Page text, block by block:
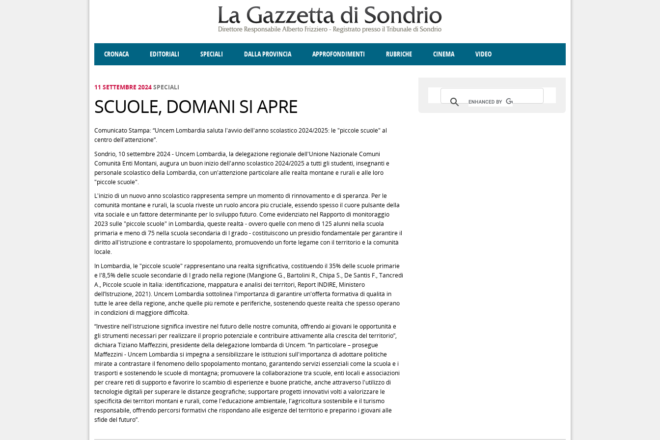
CRONACA EDITORIALI SPECIALI DALLA PROVINCIA APPROFONDIMENTI RUBRICHE CINEMA VIDEO
11 SETTEMBRE 2024SPECIALI
SCUOLE, DOMANI SI APRE
Comunicato Stampa: “Uncem Lombardia saluta l'avvio dell'anno scolastico 2024/2025: le "piccole scuole" al
centro dell'attenzione”.
Sondrio, 10 settembre 2024 - Uncem Lombardia, la delegazione regionale dell'Unione Nazionale Comuni
Comunità Enti Montani, augura un buon inizio dell'anno scolastico 2024/2025 a tutti gli studenti, insegnanti e
personale scolastico della Lombardia, con un'attenzione particolare alle realtà montane e rurali e alle loro
"piccole scuole".
L'inizio di un nuovo anno scolastico rappresenta sempre un momento di rinnovamento e di speranza. Per le
comunità montane e rurali, la scuola riveste un ruolo ancora più cruciale, essendo spesso il cuore pulsante della
vita sociale e un fattore determinante per lo sviluppo futuro. Come evidenziato nel Rapporto di monitoraggio
2023 sulle "piccole scuole" in Lombardia, queste realtà - ovvero quelle con meno di 125 alunni nella scuola
primaria e meno di 75 nella scuola secondaria di I grado - costituiscono un presidio fondamentale per garantire il
diritto all'istruzione e contrastare lo spopolamento, promuovendo un forte legame con il territorio e la comunità
locale.
In Lombardia, le "piccole scuole" rappresentano una realtà significativa, costituendo il 35% delle scuole primarie
e l'8,5% delle scuole secondarie di I grado nella regione (Mangione G., Bartolini R., Chipa S., De Santis F., Tancredi
A., Piccole scuole in Italia: identificazione, mappatura e analisi dei territori, Report INDIRE, Ministero
dell’Istruzione, 2021). Uncem Lombardia sottolinea l'importanza di garantire un'offerta formativa di qualità in
tutte le aree della regione, anche quelle più remote e periferiche, sostenendo queste realtà che spesso operano
in condizioni di maggiore difficoltà.
“Investire nell'istruzione significa investire nel futuro delle nostre comunità, offrendo ai giovani le opportunità e
gli strumenti necessari per realizzare il proprio potenziale e contribuire attivamente alla crescita del territorio”,
dichiara Tiziano Maffezzini, presidente della delegazione lombarda di Uncem. “In particolare – prosegue
Maffezzini - Uncem Lombardia si impegna a sensibilizzare le istituzioni sull'importanza di adottare politiche
mirate a contrastare il fenomeno dello spopolamento montano, garantendo servizi essenziali come la scuola e i
trasporti e sostenendo le scuole di montagna; promuovere la collaborazione tra scuole, enti locali e associazioni
per creare reti di supporto e favorire lo scambio di esperienze e buone pratiche, anche attraverso l'utilizzo di
tecnologie digitali per superare le distanze geografiche; supportare progetti innovativi volti a valorizzare le
specificità dei territori montani e rurali, come l'educazione ambientale, l'agricoltura sostenibile e il turismo
responsabile, offrendo percorsi formativi che rispondano alle esigenze del territorio e preparino i giovani alle
sfide del futuro”.